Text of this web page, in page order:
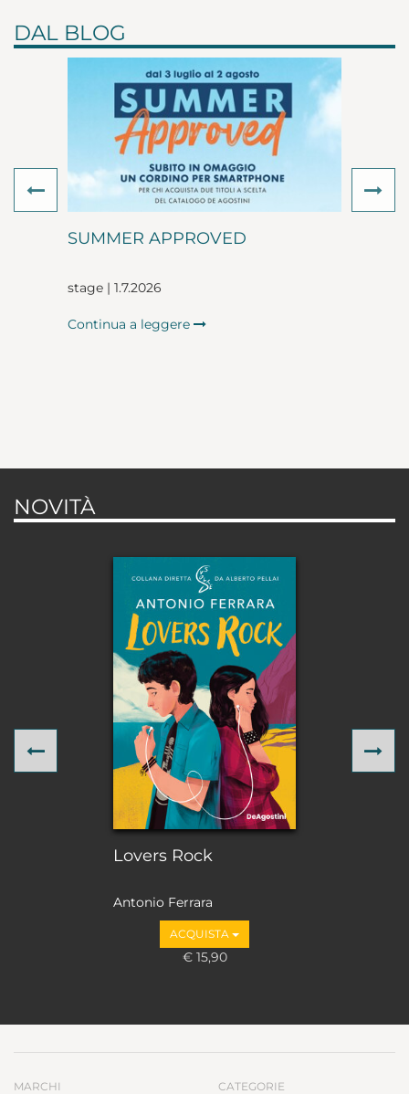
DAL BLOG
SUMMER APPROVED
stage | 1.7.2026
Continua a leggere
Previous
NOVITÀ
Lovers Rock
Antonio Ferrara
ACQUISTA
€ 15,90
Previous
MARCHI
CATEGORIE